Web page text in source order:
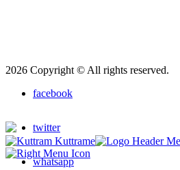
2026 Copyright © All rights reserved.
facebook
twitter
whatsapp